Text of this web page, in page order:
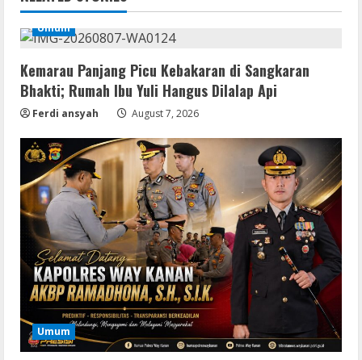
Umum
Kemarau Panjang Picu Kebakaran di Sangkaran
Bhakti; Rumah Ibu Yuli Hangus Dilalap Api
Ferdi ansyah August 7, 2026
Umum
2
Resettools
Vpn One Click Cracked x86-x64 [no
Virus]
August 8, 2026
3
Resettools
GraphPad Prism Academic & Corporate
Cracked x86-x64 [no Virus]
August 8, 2026